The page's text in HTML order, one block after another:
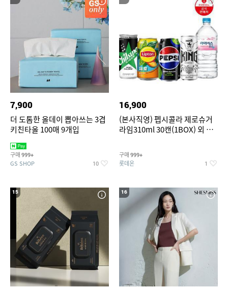
7,900
더 도톰한 올데이 뽑아쓰는 3겹
키친타올 100매 9개입
구매 999+
GS SHOP 10
16,900
(본사직영) 펩시콜라 제로슈거
라임310ml 30캔(1BOX) 외 롯
구매 999+
롯데온 1
15 16